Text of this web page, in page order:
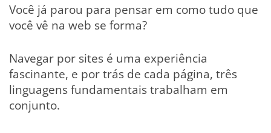
Você já parou para pensar em como tudo que
você vê na web se forma?
Navegar por sites é uma experiência
fascinante, e por trás de cada página, três
linguagens fundamentais trabalham em
conjunto.